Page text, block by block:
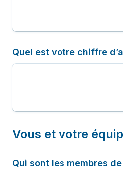
Quel est votre chiffre
Vous et votre
Qui sont les membres